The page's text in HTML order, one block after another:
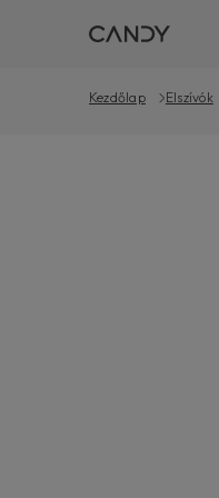
Kezdőlap Elszívók